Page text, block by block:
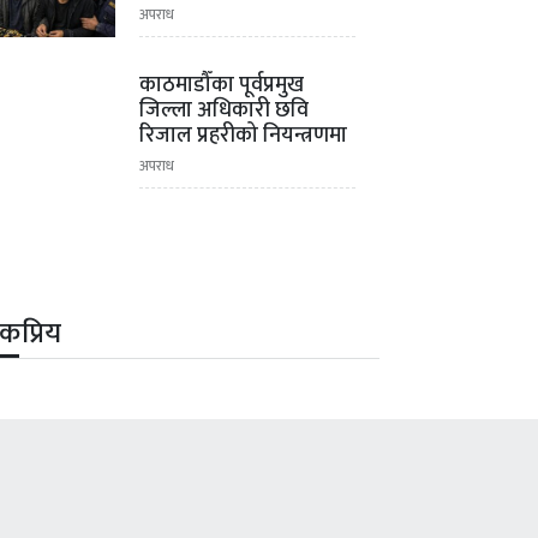
अपराध
काठमाडौँका पूर्वप्रमुख
जिल्ला अधिकारी छवि
रिजाल प्रहरीको नियन्त्रणमा
अपराध